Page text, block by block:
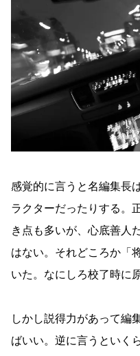
感覚的に言うと名編集長
ラクターだったりする。
き点も多いが、心底善人
はない。それどころか「
いた。なにしろ校了時に
しかし説得力があって編
ばいい。逆に言うといく